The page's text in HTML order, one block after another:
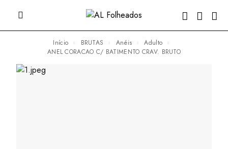
Início BRUTAS Anéis
Adulto
ANEL CORACAO C/ BATIMENTO CRAV. BRUTO